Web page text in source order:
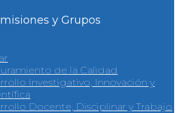
y Grupos
de la Calidad
Investigativo, Innovación y
Docente, Disciplinar y Trabajo